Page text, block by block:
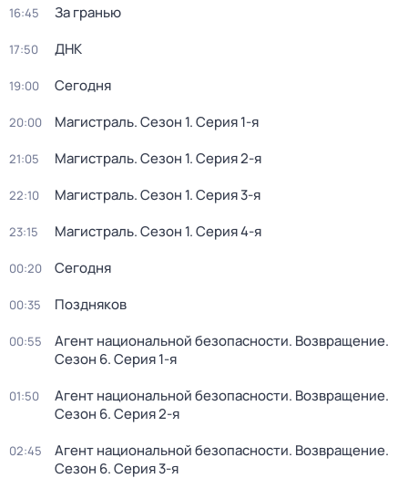
16:45 За гранью
17:50 ДНК
19:00 Сегодня
20:00 Магистраль. Сезон 1. Серия 1-я
21:05 Магистраль. Сезон 1. Серия 2-я
22:10 Магистраль. Сезон 1. Серия 3-я
23:15 Магистраль. Сезон 1. Серия 4-я
00:20 Сегодня
00:35 Поздняков
00:55 Агент национальной безопасности. Возвращение.
Сезон 6. Серия 1-я
01:50 Агент национальной безопасности. Возвращение.
Сезон 6. Серия 2-я
02:45 Агент национальной безопасности. Возвращение.
Сезон 6. Серия 3-я